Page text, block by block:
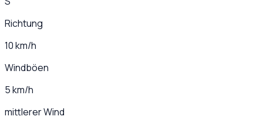
Richtung
10 km/h
Windböen
5 km/h
mittlerer Wind